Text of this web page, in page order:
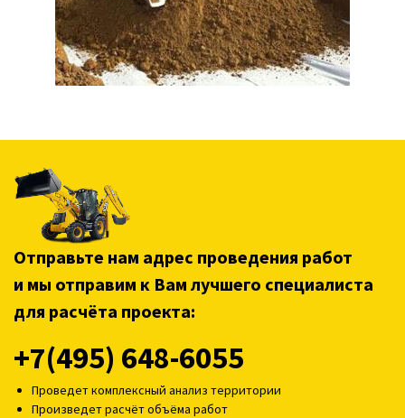
Отправьте нам адрес проведения работ
и мы отправим к Вам лучшего специалиста
для расчёта проекта:
+7(495) 648-6055
Проведет комплексный анализ территории
Произведет расчёт объёма работ